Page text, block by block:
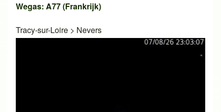
Wegas: A77 (Frankrijk)
Tracy-sur-Loire > Nevers